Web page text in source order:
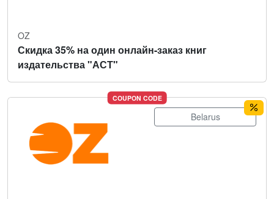
OZ
Скидка 35% на один онлайн-заказ книг
издательства "АСТ"
COUPON CODE
Belarus